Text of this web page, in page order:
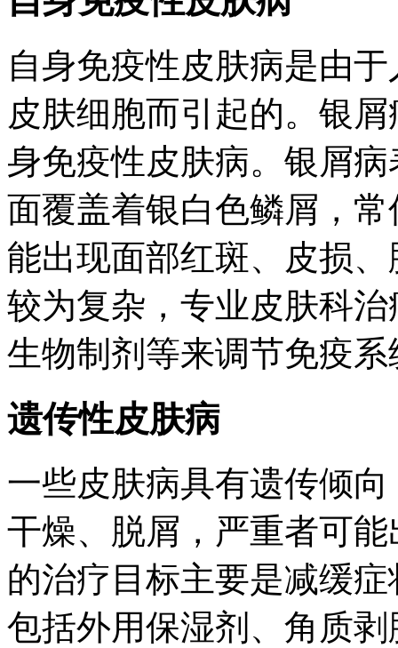
自身免疫性皮肤病是由
皮肤细胞而引起的。银
身免疫性皮肤病。银屑
面覆盖着银白色鳞屑，
能出现面部红斑、皮损
较为复杂，专业皮肤科
生物制剂等来调节免疫系
遗传性皮肤病
一些皮肤病具有遗传倾
干燥、脱屑，严重者可
的治疗目标主要是减缓
包括外用保湿剂、角质